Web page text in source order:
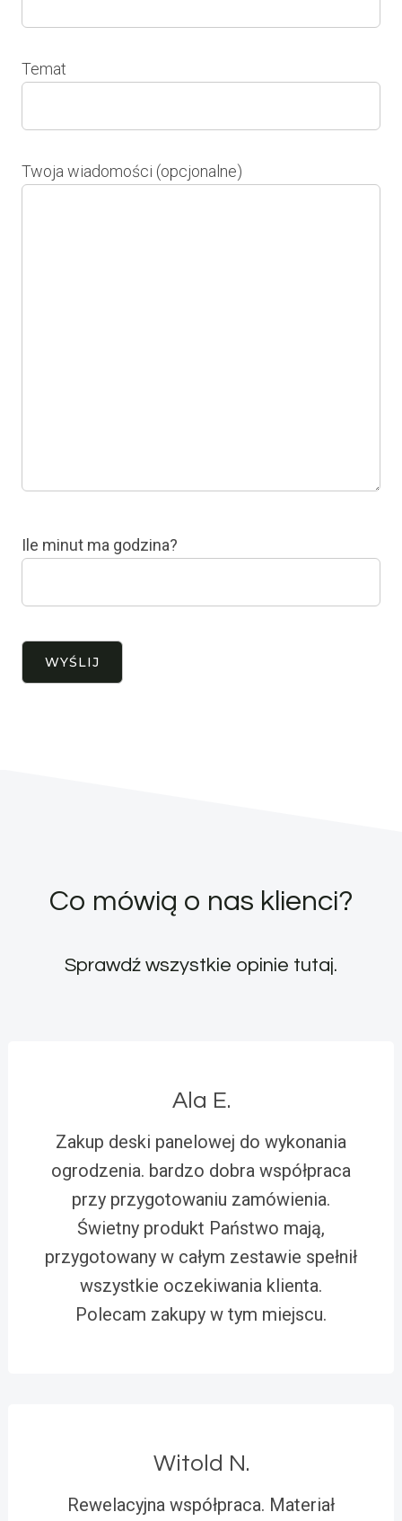
Temat
Twoja wiadomości (opcjonalne)
Ile minut ma godzina?
Co mówią o nas klienci?
Sprawdź wszystkie opinie tutaj.
Ala E.
Zakup deski panelowej do wykonania
ogrodzenia. bardzo dobra współpraca
przy przygotowaniu zamówienia.
Świetny produkt Państwo mają,
przygotowany w całym zestawie spełnił
wszystkie oczekiwania klienta.
Polecam zakupy w tym miejscu.
Witold N.
Rewelacyjna współpraca. Materiał